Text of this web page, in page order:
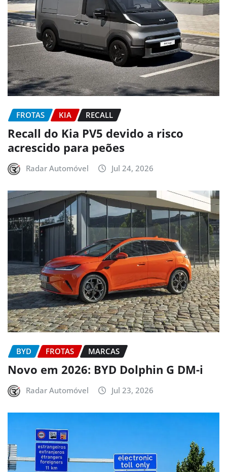
FROTAS KIA RECALL
Recall do Kia PV5 devido a risco
acrescido para peões
Radar Automóvel Jul 24, 2026
BYD FROTAS MARCAS
Novo em 2026: BYD Dolphin G DM-i
Radar Automóvel Jul 23, 2026